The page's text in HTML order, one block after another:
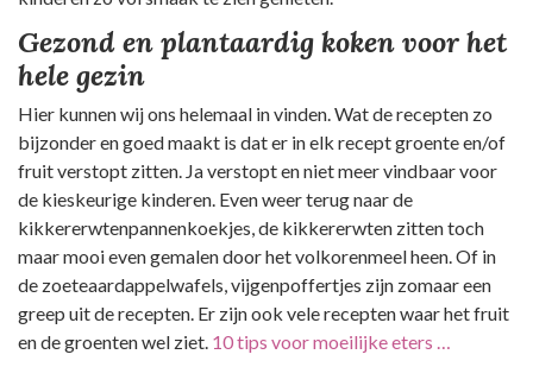
Gezond en plantaardig koken voor het
hele gezin
Hier kunnen wij ons helemaal in vinden. Wat de recepten zo
bijzonder en goed maakt is dat er in elk recept groente en/of
fruit verstopt zitten. Ja verstopt en niet meer vindbaar voor
de kieskeurige kinderen. Even weer terug naar de
kikkererwtenpannenkoekjes, de kikkererwten zitten toch
maar mooi even gemalen door het volkorenmeel heen. Of in
de zoeteaardappelwafels, vijgenpoffertjes zijn zomaar een
greep uit de recepten. Er zijn ook vele recepten waar het fruit
en de groenten wel ziet. 10 tips voor moeilijke eters …